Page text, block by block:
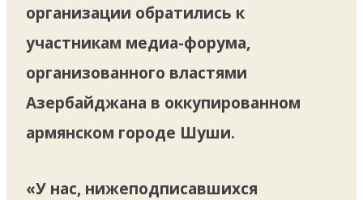
организации обратились к
участникам медиа-форума,
организованного властями
Азербайджана в оккупированном
армянском городе Шуши.
«У нас, нижеподписавшихся